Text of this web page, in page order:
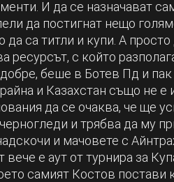
И да се назначават
да постигнат нещо
са титли и купи. А
ресурсът, с който
беше в Ботев Пд и
и Казахстан също не е
да се очаква, че ще
и трябва да му
и мачовете с
е аут от турнира за
самият Костов постави